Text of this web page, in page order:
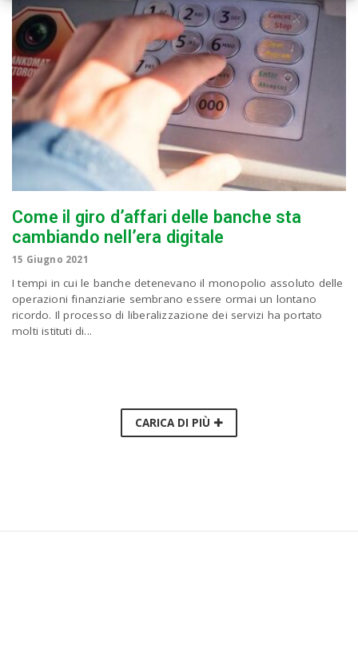
Come il giro d’affari delle banche sta
cambiando nell’era digitale
15 Giugno 2021
I tempi in cui le banche detenevano il monopolio assoluto delle
operazioni finanziarie sembrano essere ormai un lontano
ricordo. Il processo di liberalizzazione dei servizi ha portato
molti istituti di...
CARICA DI PIÙ